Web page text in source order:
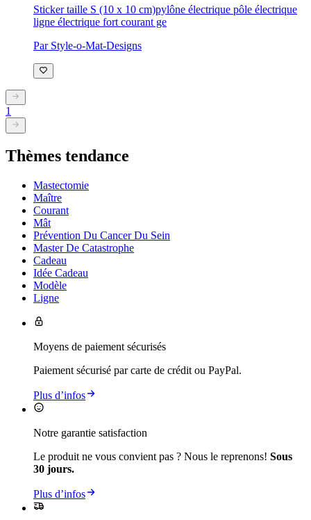
Sticker taille S (10 x 10 cm)pylône électrique pôle électrique
ligne électrique fort courant ge
Par Style-o-Mat-Designs
1
Thèmes tendance
Mastectomie
Maître
Courant
Mât
Prévention Du Cancer Du Sein
Master De Catastrophe
Cadeau
Idée Cadeau
Modèle
Ligne
Moyens de paiement sécurisés
Paiement sécurisé par carte de crédit ou PayPal.
Plus d’infos
Notre garantie satisfaction
Le produit ne vous convient pas ? Nous le reprenons! Sous
30 jours.
Plus d’infos